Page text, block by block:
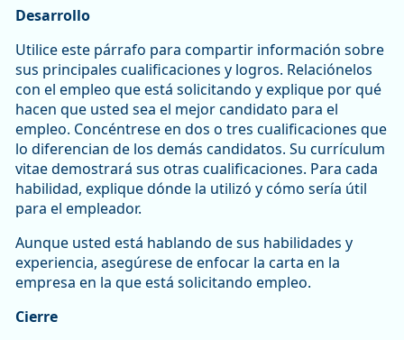
Desarrollo
Utilice este párrafo para compartir información sobre
sus principales cualificaciones y logros. Relaciónelos
con el empleo que está solicitando y explique por qué
hacen que usted sea el mejor candidato para el
empleo. Concéntrese en dos o tres cualificaciones que
lo diferencian de los demás candidatos. Su currículum
vitae demostrará sus otras cualificaciones. Para cada
habilidad, explique dónde la utilizó y cómo sería útil
para el empleador.
Aunque usted está hablando de sus habilidades y
experiencia, asegúrese de enfocar la carta en la
empresa en la que está solicitando empleo.
Cierre